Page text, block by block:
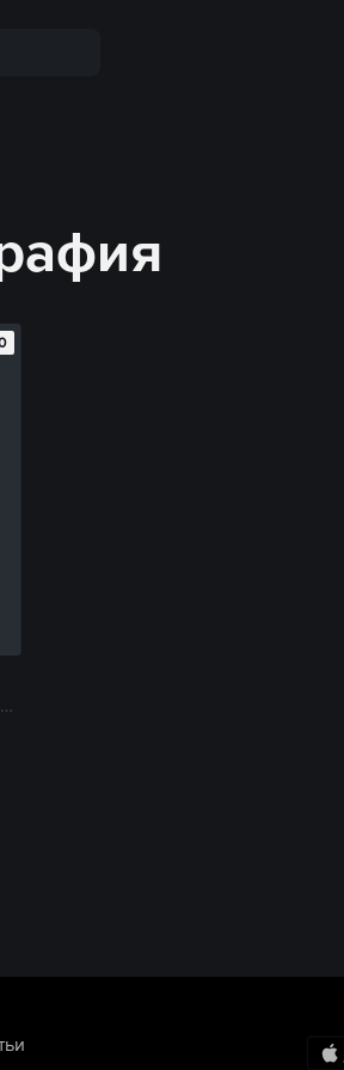
Короткометражный, Комедия, Фантастика, Драма